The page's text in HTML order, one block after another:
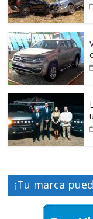
¡Tu marca